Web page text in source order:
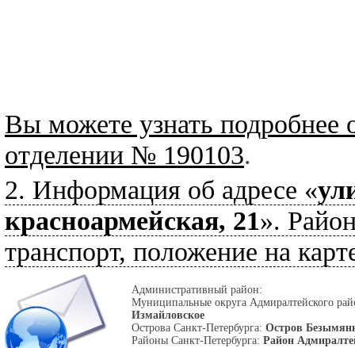
Вы можете узнать подробнее
отделении № 190103.
2. Информация об адресе «
красноармейская, 21».
транспорт, положение на
Административный район:
Муниципальные округа Адмиралтейского
Измайловское
Острова Санкт-Петербурга: Остров
Районы Санкт-Петербурга: Район